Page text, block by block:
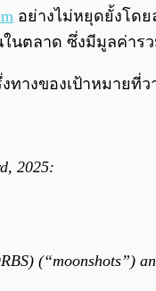
อย่างไม่หยุดยั้งโดย
นตลาด ซึ่งมีมูลค่าร
ทางของเป้าหมาย
2025:
(“moonshots”)